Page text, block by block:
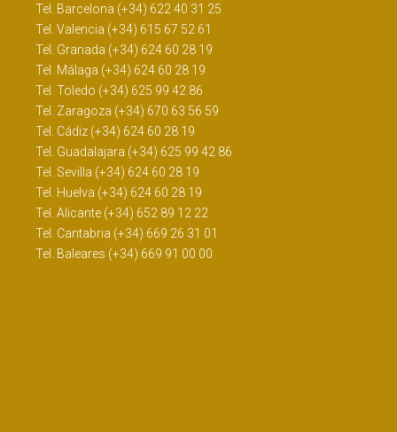
Tel. Barcelona (+34) 622 40 31 25
Tel. Valencia (+34) 615 67 52 61
Tel. Granada (+34) 624 60 28 19
Tel. Málaga (+34) 624 60 28 19
Tel. Toledo (+34) 625 99 42 86
Tel. Zaragoza (+34) 670 63 56 59
Tel. Cádiz (+34) 624 60 28 19
Tel. Guadalajara (+34) 625 99 42 86
Tel. Sevilla (+34) 624 60 28 19
Tel. Huelva (+34) 624 60 28 19
Tel. Alicante (+34) 652 89 12 22
Tel. Cantabria (+34) 669 26 31 01
Tel. Baleares (+34) 669 91 00 00